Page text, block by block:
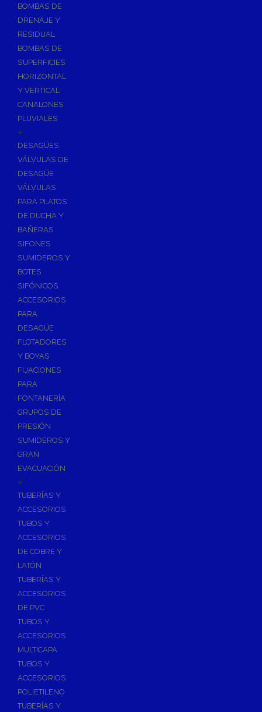
BOMBAS DE
DRENAJE Y
RESIDUAL
BOMBAS DE
SUPERFICIES
HORIZONTAL
Y VERTICAL
CANALONES
PLUVIALES
+
DESAGÜES
VÁLVULAS DE
DESAGÜE
VÁLVULAS
PARA PLATOS
DE DUCHA Y
BAÑERAS
SIFONES
SUMIDEROS Y
BOTES
SIFÓNICOS
ACCESORIOS
PARA
DESAGÜE
FLOTADORES
Y BOYAS
FIJACIONES
PARA
FONTANERÍA
GRUPOS DE
PRESIÓN
SUMIDEROS Y
GRAN
EVACUACIÓN
+
TUBERÍAS Y
ACCESORIOS
TUBOS Y
ACCESORIOS
DE COBRE Y
LATÓN
TUBERÍAS Y
ACCESORIOS
DE PVC
TUBOS Y
ACCESORIOS
MULTICAPA
TUBOS Y
ACCESORIOS
POLIETILENO
TUBERÍAS Y